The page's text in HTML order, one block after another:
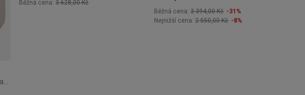
Cestovní organizér Thule Chasm Gear Cube M Soft Sand
Běžná cena: 3 628,00 Kč
Běžná cena:3 394,00 Kč -31%
Nejnižší cena:2 550,00 Kč -8%